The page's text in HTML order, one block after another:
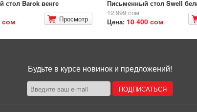
стол Barok венге
сом Просмотр
Письменный стол Swell
12 999 сом
Цена: 10 400 сом
Будьте в курсе новинок и предложений!